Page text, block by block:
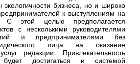
бизнеса, но и широко
к выступлениям на
С этой целью предполагается
с несколькими руководителями
и предпринимателями без
лица на оказание
редакции. Привлекательность
достигаться и системой